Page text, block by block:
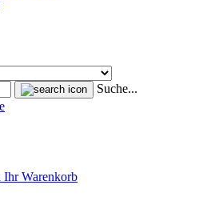
Suche...
Ihr Warenkorb